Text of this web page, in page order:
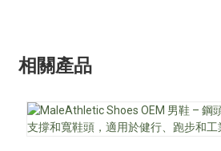
相關產品